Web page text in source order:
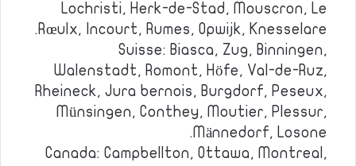
Lochristi, Herk-de-Stad, Mouscron, Le
Rœulx, Incourt, Rumes, Opwijk, Knesselare.
Suisse: Biasca, Zug, Binningen,
Walenstadt, Romont, Höfe, Val-de-Ruz,
Rheineck, Jura bernois, Burgdorf, Peseux,
Münsingen, Conthey, Moutier, Plessur,
Männedorf, Losone.
Canada: Campbellton, Ottawa, Montreal,